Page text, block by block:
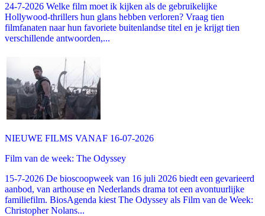
24-7-2026 Welke film moet ik kijken als de gebruikelijke
Hollywood-thrillers hun glans hebben verloren? Vraag tien
filmfanaten naar hun favoriete buitenlandse titel en je krijgt tien
verschillende antwoorden,...
NIEUWE FILMS VANAF 16-07-2026
Film van de week: The Odyssey
15-7-2026 De bioscoopweek van 16 juli 2026 biedt een gevarieerd
aanbod, van arthouse en Nederlands drama tot een avontuurlijke
familiefilm. BiosAgenda kiest The Odyssey als Film van de Week:
Christopher Nolans...